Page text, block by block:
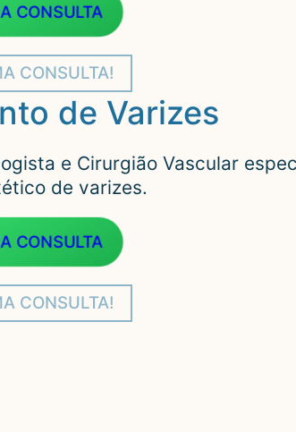
CONSULTA
CONSULTA!
de Varizes
e Cirurgião Vascular
de varizes.
CONSULTA
CONSULTA!